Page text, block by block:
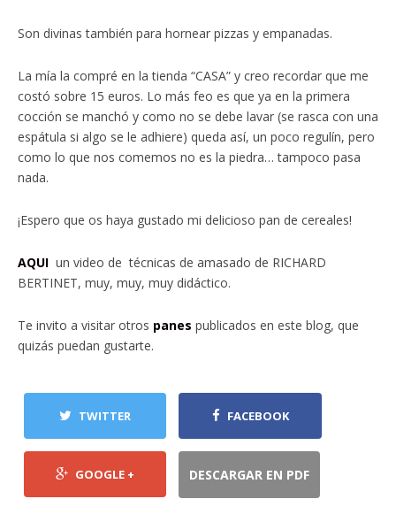
Son divinas también para hornear pizzas y empanadas.
La mía la compré en la tienda “CASA” y creo recordar que me
costó sobre 15 euros. Lo más feo es que ya en la primera
cocción se manchó y como no se debe lavar (se rasca con una
espátula si algo se le adhiere) queda así, un poco regulín, pero
como lo que nos comemos no es la piedra… tampoco pasa
nada.
¡Espero que os haya gustado mi delicioso pan de cereales!
AQUI un video de técnicas de amasado de RICHARD
BERTINET, muy, muy, muy didáctico.
Te invito a visitar otros panes publicados en este blog, que
quizás puedan gustarte.
TWITTER FACEBOOK
GOOGLE + DESCARGAR EN PDF